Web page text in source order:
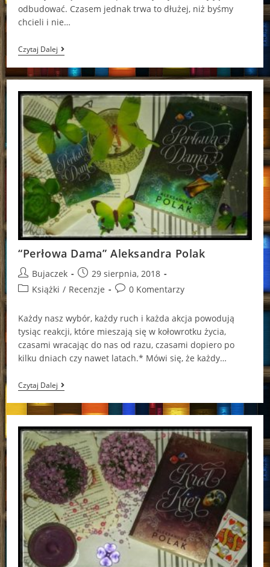
odbudować. Czasem jednak trwa to dłużej, niż byśmy
chcieli i nie…
Czytaj Dalej“Indygo”
Camille
Gale
“Perłowa Dama” Aleksandra Polak
Post
author:
Bujaczek
Post
published:
29 sierpnia, 2018
PostKsiążki / Recenzje
Post0 Komentarzy
Każdy nasz wybór, każdy ruch i każda akcja powodują
tysiąc reakcji, które mieszają się w kołowrotku życia,
czasami wracając do nas od razu, czasami dopiero po
kilku dniach czy nawet latach.* Mówi się, że każdy…
Czytaj Dalej“Perłowa
Dama”
Aleksandra
Polak